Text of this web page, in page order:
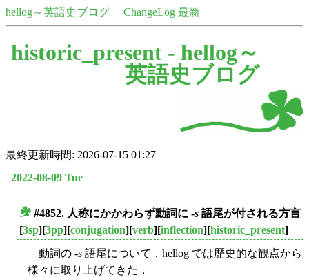
hellog～英語史ブログ ChangeLog 最新
historic_present - hellog～
英語史ブログ
最終更新時間: 2026-07-15 01:27
2022-08-09 Tue
#4852. 人称にかかわらず動詞に -s 語尾が付される方言
[3sp][3pp][conjugation][verb][inflection][historic_present]
動詞の -s 語尾について，hellog では歴史的な観点から
様々に取り上げてきた．